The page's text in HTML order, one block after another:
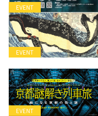
EVENT
EVENT
EVENT